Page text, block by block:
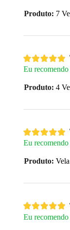
Produto: 7
Eu recomendo
Produto: 4
Eu recomendo
Produto:
Eu recomendo